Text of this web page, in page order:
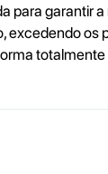
para garantir
excedendo os